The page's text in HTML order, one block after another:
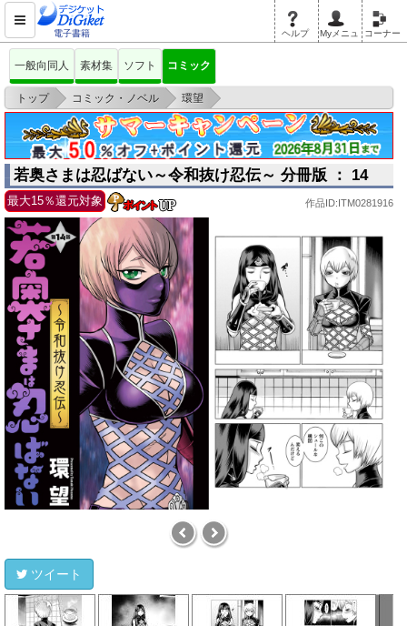
電子書籍 ヘルプ Myメニュ コーナー
一般向同人 素材集 ソフト コミック
トップ > コミック・ノベル > 環望
>
若奥さまは忍ばない～令和抜け忍伝～ 分冊版 ： 14
若奥さまは忍ばない～令和抜け忍伝～ 分冊版 ： 14
最大15％還元対象 作品ID:ITM0281916
ツイート